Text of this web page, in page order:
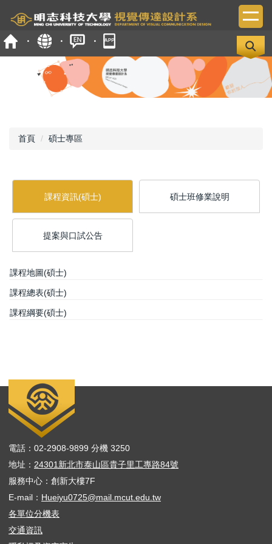
到
主
要
內
首頁 碩士專區
課程資訊(碩士) 碩士班修業說明
提案與口試公告
課程地圖(碩士)
課程總表(碩士)
課程綱要(碩士)
電話：02-2908-9899 分機 3250
地址： 24301新北市泰山區貴子里工專路84號
服務中心：創新大樓7F
E-mail： Hueiyu0725@mail.mcut.edu.tw
各單位分機表
交通資訊